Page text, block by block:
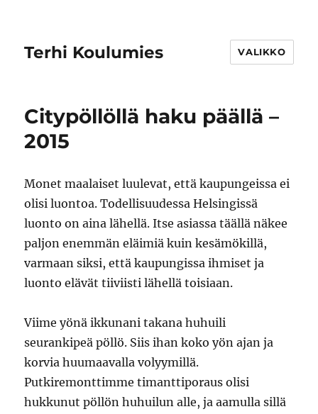
Terhi Koulumies VALIKKO
Citypöllöllä haku päällä –
2015
Monet maalaiset luulevat, että kaupungeissa ei
olisi luontoa. Todellisuudessa Helsingissä
luonto on aina lähellä. Itse asiassa täällä näkee
paljon enemmän eläimiä kuin kesämökillä,
varmaan siksi, että kaupungissa ihmiset ja
luonto elävät tiiviisti lähellä toisiaan.
Viime yönä ikkunani takana huhuili
seurankipeä pöllö. Siis ihan koko yön ajan ja
korvia huumaavalla volyymillä.
Putkiremonttimme timanttiporaus olisi
hukkunut pöllön huhuilun alle, ja aamulla sillä